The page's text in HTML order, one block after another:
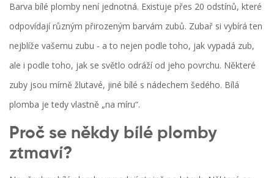
Barva bílé plomby není jednotná. Existuje přes 20 odstínů, které
odpovídají různým přirozeným barvám zubů. Zubař si vybírá ten
nejblíže vašemu zubu - a to nejen podle toho, jak vypadá zub,
ale i podle toho, jak se světlo odráží od jeho povrchu. Některé
zuby jsou mírně žlutavé, jiné bílé s nádechem šedého. Bílá
plomba je tedy vlastně „na míru“.
Proč se někdy bílé plomby
ztmaví?